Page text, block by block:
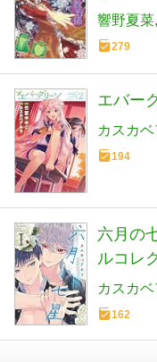
ト文庫)
響野夏菜
279
エバー
カスカ
194
六月の
ルコレ
カスカ
162